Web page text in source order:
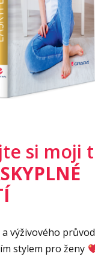
si moji
výživového
stylem pro ženy